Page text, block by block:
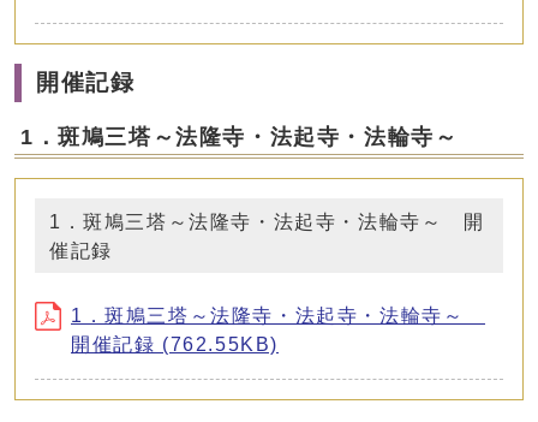
開催記録
1．斑鳩三塔～法隆寺・法起寺・法輪寺～
1．斑鳩三塔～法隆寺・法起寺・法輪寺～ 開
催記録
1．斑鳩三塔～法隆寺・法起寺・法輪寺～
開催記録 (762.55KB)